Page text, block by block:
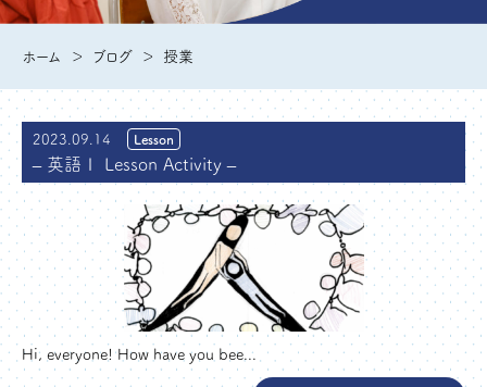
ホーム ブログ 授業
2023.09.14 Lesson
– 英語Ⅰ Lesson Activity –
Hi, everyone! How have you bee...